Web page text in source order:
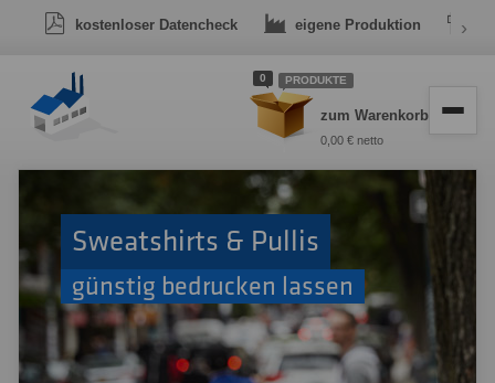
kostenloser Datencheck eigene Produktion ›
0 PRODUKTE
zum Warenkorb
0,00 € netto
Sweatshirts & Pullis
günstig bedrucken lassen